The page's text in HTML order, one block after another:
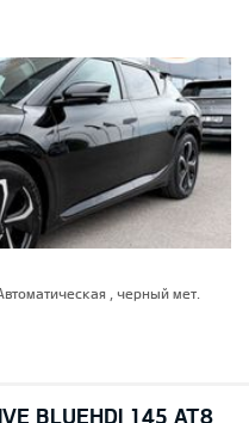
, черный мет.
BLUEHDI 145 AT8